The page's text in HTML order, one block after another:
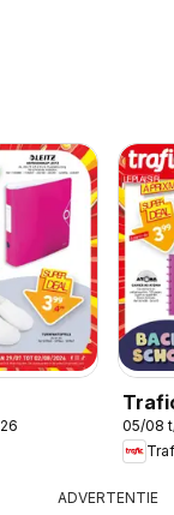
05/08
ADVERTENTIE